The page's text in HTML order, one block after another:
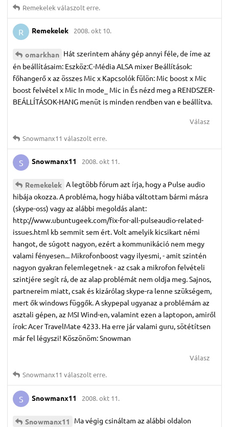
Remekelek válaszolt erre.
R Remekelek 2008. okt 10.
omarkhan Hát szerintem ahány gép annyi féle, de íme az
én beállításaim: Eszköz:C-Média ALSA mixer Beállítások:
főhangerő x az összes Mic x Kapcsolók fülön: Mic boost x Mic
boost felvétel x Mic In mode_ Mic in És nézd meg a RENDSZER-
BEÁLLÍTÁSOK-HANG menüt is minden rendben van e beállítva.
Válasz
Snowmanx11 válaszolt erre.
S Snowmanx11 2008. okt 11.
Remekelek A legtöbb fórum azt írja, hogy a Pulse audio
hibája okozza. A probléma, hogy hiába váltottam bármi másra
(skype-oss) vagy az alábbi megoldás alant:
http://www.ubuntugeek.com/fix-for-all-pulseaudio-related-
issues.html kb semmit sem ért. Volt amelyik kicsikart némi
hangot, de súgott nagyon, ezért a kommunikáció nem megy
valami fényesen... Mikrofonboost vagy ilyesmi, - amit szintén
nagyon gyakran felemlegetnek - az csak a mikrofon felvételi
szintjére segít rá, de az alap problémát nem oldja meg. Sajnos,
partnereim miatt, csak és kizárólag skype-ra lenne szükségem,
mert ők windows függők. A skypepal ugyanaz a problémám az
asztali gépen, az MSI Wind-en, valamint ezen a laptopon, amiről
írok: Acer TravelMate 4233. Ha erre jár valami guru, sötétítsen
már fel légyszi! Köszönöm: Snowman
Válasz
Snowmanx11 válaszolt erre.
S Snowmanx11 2008. okt 11.
Snowmanx11
Ma végig csináltam az alábbi oldalon